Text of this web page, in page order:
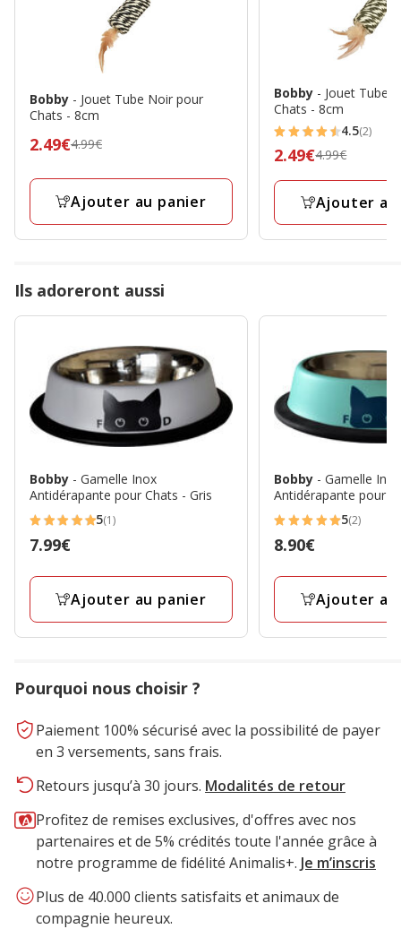
Bobby - Jouet Tube Noir pour
Chats - 8cm
Prix
4.99€,
final
2.49€4.99€
Ajouter au panier
Bobby - Jouet Tube
Chats - 8cm
4.5
étoiles
avec
avis
4.5(2)
Prix
précédent
4.99€,
prix
final
2.49€4.99€
Ajouter
Ils adoreront aussi
Bobby - Gamelle Inox
Antidérapante pour Chats - Gris
5
étoiles
avec
avis
5(1)
Prix
7.99€
Ajouter au panier
Bobby - Gamelle Inox
Antidérapante pour
5
étoiles
avec
avis
5(2)
Prix
8.90€
Ajouter
Pourquoi nous choisir ?
Paiement 100% sécurisé avec la possibilité de payer
en 3 versements, sans frais.
Retours jusqu’à 30 jours. Modalités de retour
Profitez de remises exclusives, d'offres avec nos
partenaires et de 5% crédités toute l'année grâce à
notre programme de fidélité Animalis+. Je m’inscris
Plus de 40.000 clients satisfaits et animaux de
compagnie heureux.